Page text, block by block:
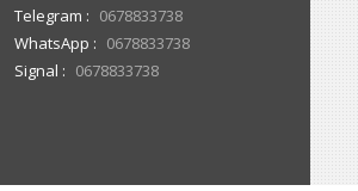
Telegram
0678833738
WhatsApp
0678833738
Signal
0678833738